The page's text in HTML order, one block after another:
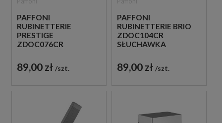
PAFFONI
RUBINETTERIE
PRESTIGE
ZDOC076CR
PRYSZNICOWA
CHROM
89,00 zł szt.
PAFFONI
RUBINETTERIE BRIO
ZDOC104CR
SŁUCHAWKA
CHROM
89,00 zł szt.